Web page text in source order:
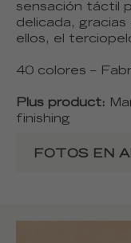
sensación táctil
delicada,
ellos, el
40 colores –
Plus product:
finishing
FOTOS EN